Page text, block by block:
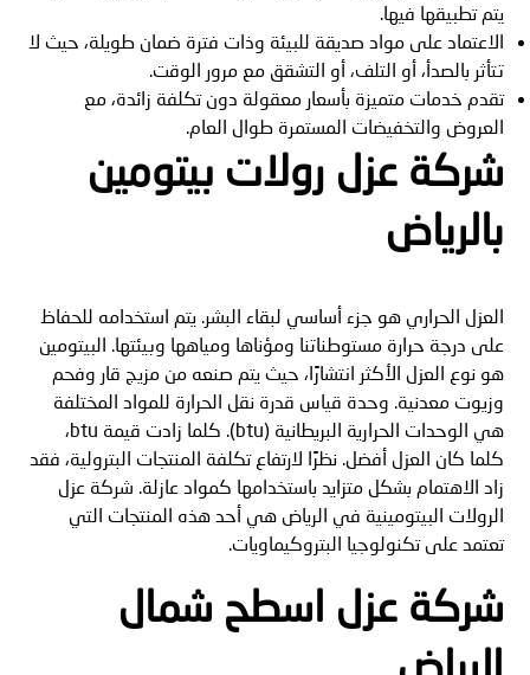
يتم تطبيقها فيها.
الاعتماد على مواد صديقة للبيئة وذات فترة ضمان طويلة، حيث لا
تتأثر بالصدأ، أو التلف، أو التشقق مع مرور الوقت.
تقدم خدمات متميزة بأسعار معقولة دون تكلفة زائدة، مع
العروض والتخفيضات المستمرة طوال العام.
شركة عزل رولات بيتومين
بالرياض
العزل الحراري هو جزء أساسي لبقاء البشر. يتم استخدامه للحفاظ
على درجة حرارة مستوطناتنا ومؤناها ومياهها وبيئتها. البيتومين
هو نوع العزل الأكثر انتشارًا، حيث يتم صنعه من مزيج قار وفحم
وزيوت معدنية. وحدة قياس قدرة نقل الحرارة للمواد المختلفة
هي الوحدات الحرارية البريطانية (btu). كلما زادت قيمة btu،
كلما كان العزل أفضل. نظرًا لارتفاع تكلفة المنتجات البترولية، فقد
زاد الاهتمام بشكل متزايد باستخدامها كمواد عازلة. شركة عزل
الرولات البيتومينية في الرياض هي أحد هذه المنتجات التي
تعتمد على تكنولوجيا البتروكيماويات.
شركة عزل اسطح شمال